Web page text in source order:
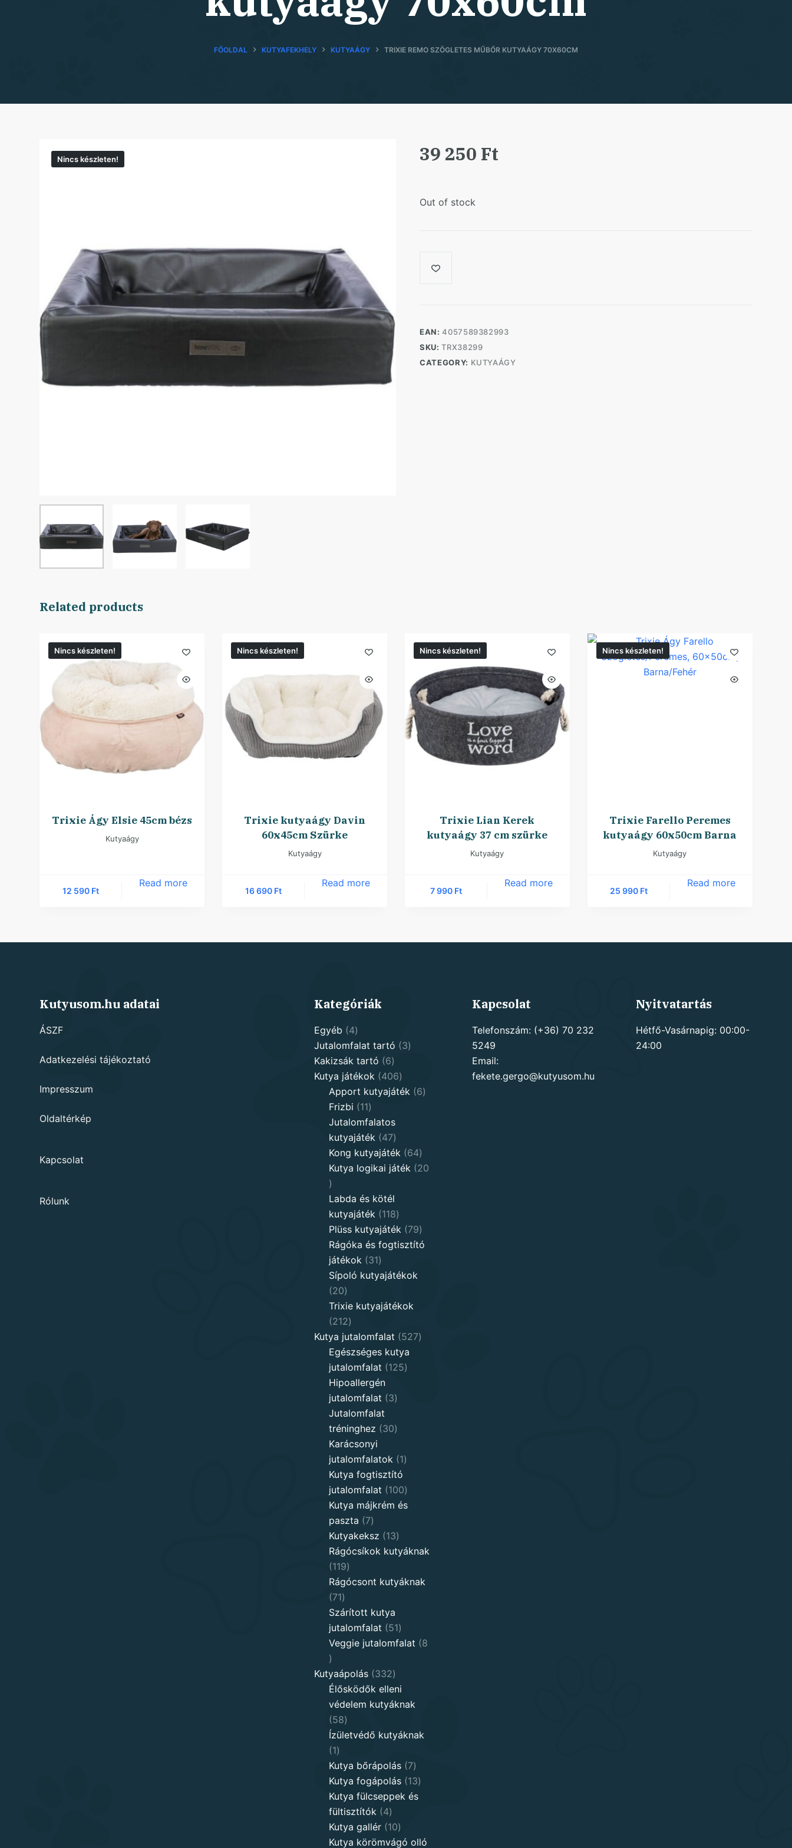
FŐOLDAL KUTYAFEKHELY KUTYAÁGY TRIXIE REMO SZÖGLETES MŰBŐR KUTYAÁGY 70X60CM
Nincs készleten! 39 250 Ft
Out of stock
EAN:4057589382993
SKU:TRX38299
CATEGORY: KUTYAÁGY
Related products
Nincs készleten!
Trixie Ágy Elsie 45cm bézs
Kutyaágy
12 590 Ft
Read more
Nincs készleten!
Trixie kutyaágy Davin
60x45cm Szürke
Kutyaágy
16 690 Ft
Read more
Nincs készleten!
Trixie Lian Kerek
kutyaágy 37 cm szürke
Kutyaágy
7 990 Ft
Read more
Nincs készleten!
Trixie Farello Peremes
kutyaágy 60x50cm Barna
Kutyaágy
25 990 Ft
Read more
Kutyusom.hu adatai
ÁSZF
Adatkezelési tájékoztató
Impresszum
Oldaltérkép
Kapcsolat
Rólunk
Kategóriák
Egyéb 44
products
Jutalomfalat tartó 33
Kakizsák tartó 66
products
Kutya játékok 406406
products
Apport kutyajáték 66
Frizbi 1111
products
Jutalomfalatos
kutyajáték
4747
products
Kong kutyajáték 6464
products
Kutya logikai játék
20
20
products
Labda és kötél
kutyajáték
118118
products
Plüss kutyajáték 7979
products
Rágóka és fogtisztító
játékok
3131
products
Sípoló kutyajátékok
2020
products
Trixie kutyajátékok
212212
products
Kutya jutalomfalat 527527
Egészséges kutya
jutalomfalat
125125
Hipoallergén
jutalomfalat
33
Jutalomfalat
tréninghez
3030
Karácsonyi
jutalomfalatok
11
Kutya fogtisztító
jutalomfalat
100100
products
Kutya májkrém és
paszta
77
products
Kutyakeksz 1313
products
Rágócsíkok kutyáknak
119119
products
Rágócsont kutyáknak
7171
products
Szárított kutya
jutalomfalat
5151
products
Veggie jutalomfalat
8
8
products
Kutyaápolás 332332
products
Élősködők elleni
védelem kutyáknak
5858
products
Ízületvédő kutyáknak
11
product
Kutya bőrápolás 77
products
Kutya fogápolás 1313
products
Kutya fülcseppek és
fültisztítók
44
products
Kutya gallér 1010
products
Kutya körömvágó olló
Kapcsolat
Telefonszám: (+36) 70 232
5249
Email:
fekete.gergo@kutyusom.hu
Nyitvatartás
Hétfő-Vasárnapig: 00:00-
24:00